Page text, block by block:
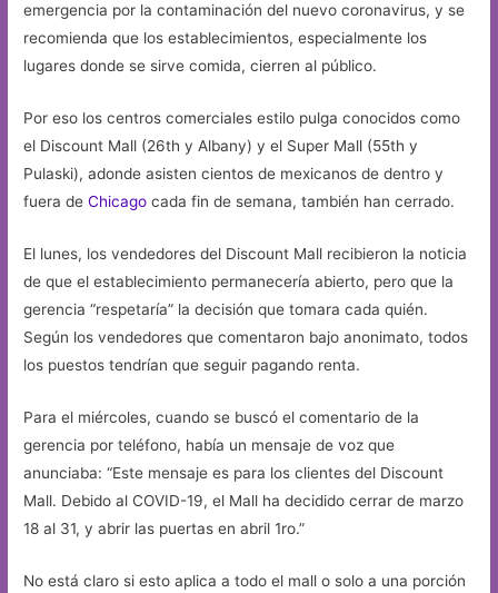
emergencia por la contaminación del nuevo coronavirus, y se
recomienda que los establecimientos, especialmente los
lugares donde se sirve comida, cierren al público.
Por eso los centros comerciales estilo pulga conocidos como
el Discount Mall (26th y Albany) y el Super Mall (55th y
Pulaski), adonde asisten cientos de mexicanos de dentro y
fuera deChicago cada fin de semana, también han cerrado.
El lunes, los vendedores del Discount Mall recibieron la noticia
de que el establecimiento permanecería abierto, pero que la
gerencia “respetaría” la decisión que tomara cada quién.
Según los vendedores que comentaron bajo anonimato, todos
los puestos tendrían que seguir pagando renta.
Para el miércoles, cuando se buscó el comentario de la
gerencia por teléfono, había un mensaje de voz que
anunciaba: “Este mensaje es para los clientes del Discount
Mall. Debido al COVID-19, el Mall ha decidido cerrar de marzo
18 al 31, y abrir las puertas en abril 1ro.”
No está claro si esto aplica a todo el mall o solo a una porción